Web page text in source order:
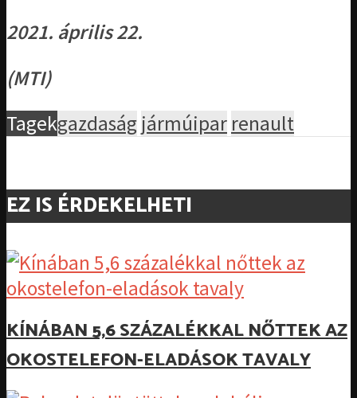
2021. április 22.
(MTI)
Tagekgazdaság jármúipar renault
EZ IS ÉRDEKELHETI
KÍNÁBAN 5,6 SZÁZALÉKKAL NŐTTEK AZ
OKOSTELEFON-ELADÁSOK TAVALY